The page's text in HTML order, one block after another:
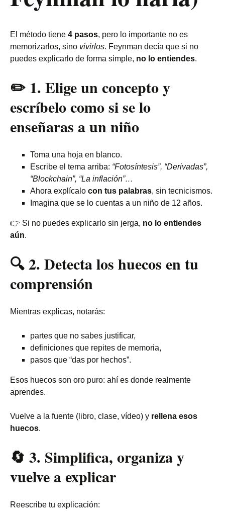
El método tiene 4 pasos, pero lo importante no es
memorizarlos, sino vivirlos. Feynman decía que si no
puedes explicarlo de forma simple, no lo entiendes.
✏️ 1. Elige un concepto y
escríbelo como si se lo
enseñaras a un niño
Toma una hoja en blanco.
Escribe el tema arriba: “Fotosíntesis”, “Derivadas”,
“Blockchain”, “La inflación”…
Ahora explícalo con tus palabras, sin tecnicismos.
Imagina que se lo cuentas a un niño de 12 años.
👉 Si no puedes explicarlo sin jerga, no lo entiendes
aún.
🔍2. Detecta los huecos en tu
comprensión
Mientras explicas, notarás:
partes que no sabes justificar,
definiciones que repites de memoria,
pasos que “das por hechos”.
Esos huecos son oro puro: ahí es donde realmente
aprendes.
Vuelve a la fuente (libro, clase, vídeo) y rellena esos
huecos.
🔄 3. Simplifica, organiza y
vuelve a explicar
Reescribe tu explicación: